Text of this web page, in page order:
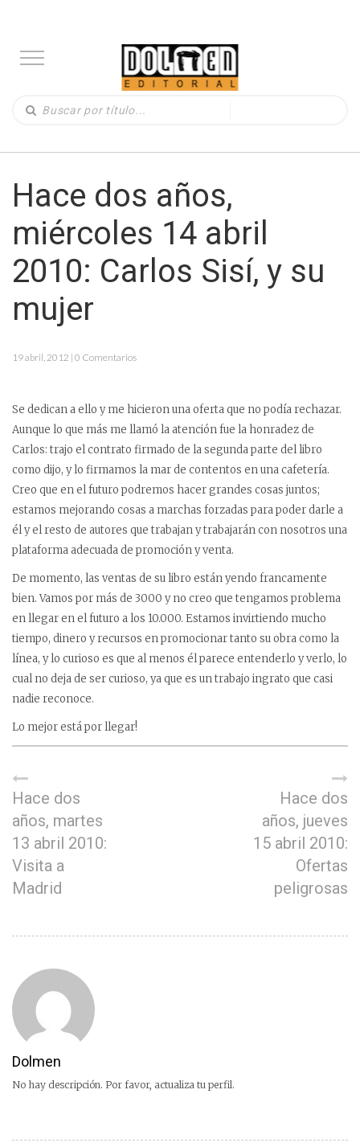
Hace dos años,
miércoles 14 abril
2010: Carlos Sisí, y su
mujer
19 abril, 2012 | 0 Comentarios
Se dedican a ello y me hicieron una oferta que no podía rechazar.
Aunque lo que más me llamó la atención fue la honradez de
Carlos: trajo el contrato firmado de la segunda parte del libro
como dijo, y lo firmamos la mar de contentos en una cafetería.
Creo que en el futuro podremos hacer grandes cosas juntos;
estamos mejorando cosas a marchas forzadas para poder darle a
él y el resto de autores que trabajan y trabajarán con nosotros una
plataforma adecuada de promoción y venta.
De momento, las ventas de su libro están yendo francamente
bien. Vamos por más de 3000 y no creo que tengamos problema
en llegar en el futuro a los 10.000. Estamos invirtiendo mucho
tiempo, dinero y recursos en promocionar tanto su obra como la
línea, y lo curioso es que al menos él parece entenderlo y verlo, lo
cual no deja de ser curioso, ya que es un trabajo ingrato que casi
nadie reconoce.
Lo mejor está por llegar!
Hace dos
años, martes
13 abril 2010:
Visita a
Madrid
Hace dos
años, jueves
15 abril 2010:
Ofertas
peligrosas
Dolmen
No hay descripción. Por favor, actualiza tu perfil.